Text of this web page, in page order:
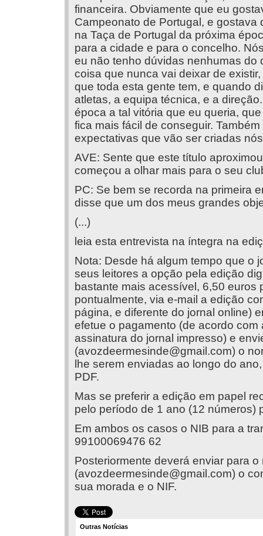
financeira. Obviamente que eu
Campeonato de Portugal, e
na Taça de Portugal da próxima
para a cidade e para o concelho.
eu não tenho dúvidas nenhumas
coisa que nunca vai deixar de
que toda esta gente tem, e quando
atletas, a equipa técnica, e a
época a tal vitória que eu queria,
fica mais fácil de conseguir.
expectativas que vão ser criadas
AVE: Sente que este título
começou a olhar mais para o seu
PC: Se bem se recorda na primeira
disse que um dos meus grandes
(...)
leia esta entrevista na íntegra na
Nota: Desde há algum tempo que o
seus leitores a opção pela edição
bastante mais acessível, 6,50 euros
pontualmente, via e-mail a edição
página, e diferente do jornal online)
efetue o pagamento (de acordo
assinatura do jornal impresso) e
(avozdeermesinde@gmail.com) o
lhe serem enviadas ao longo do
PDF.
Mas se preferir a edição em papel
pelo período de 1 ano (12 números)
Em ambos os casos o NIB para a
99100069476 62
Posteriormente deverá enviar para
(avozdeermesinde@gmail.com) o
sua morada e o NIF.
Outras Notícias